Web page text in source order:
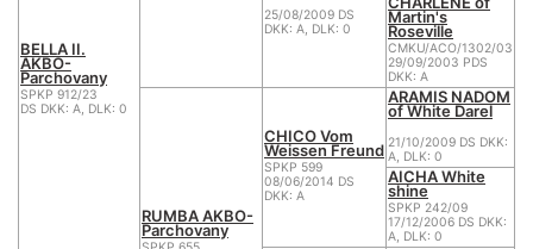
BELLA II.
AKBO-
Parchovany
SPKP 912/23
DS DKK: A, DLK: 0
25/08/2009 DS
DKK: A, DLK: 0
Martin's
Roseville
CMKU/ACO/1302/03
29/09/2003 PDS
DKK: A
RUMBA AKBO-
Parchovany
CHICO Vom
Weissen Freund
SPKP 599
08/06/2014 DS
DKK: A
ARAMIS NADOM
of White Darel
21/10/2009 DS DKK:
A, DLK: 0
AICHA White
shine
SPKP 242/09
17/12/2006 DS DKK:
A, DLK: 0